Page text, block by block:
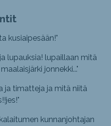
kusiaipesään!"
lupauksia! lupaillaan mitä
jonnekki..."
ja timatteja ja mitä niitä
"
kunnanjohtajan